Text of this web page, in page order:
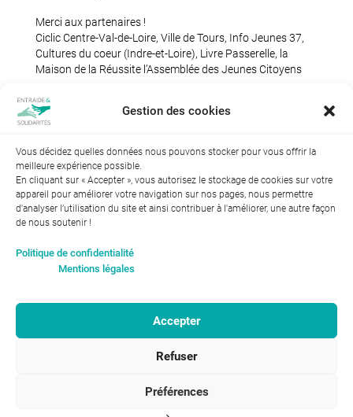
Gestion des cookies
Vous décidez quelles données nous pouvons stocker pour vous offrir la
meilleure expérience possible.
En cliquant sur « Accepter », vous autorisez le stockage de cookies sur votre
appareil pour améliorer votre navigation sur nos pages, nous permettre
d'analyser l’utilisation du site et ainsi contribuer à l'améliorer, une autre façon
de nous soutenir !
Politique de confidentialité
Mentions légales
Accepter
Refuser
Préférences
Merci aux partenaires !
Ciclic Centre-Val-de-Loire, Ville de Tours, Info Jeunes 37,
Cultures du coeur (Indre-et-Loire), Livre Passerelle, la
Maison de la Réussite l’Assemblée des Jeunes Citoyens
femmes : 94
Entraide et Solidarités
46, avenue Gustave Eiffel
02 47 31 87 00
RGPD-Confidentialité|